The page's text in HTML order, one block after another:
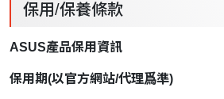
保用/保養條款
ASUS產品保用資訊
保用期(以官方網站/代理爲準)